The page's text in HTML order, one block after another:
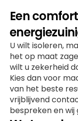
Een
U wilt isoleren,
het op maat
wilt u zekerheid
Kies dan voor
van het beste
vrijblijvend
bespreken en wij